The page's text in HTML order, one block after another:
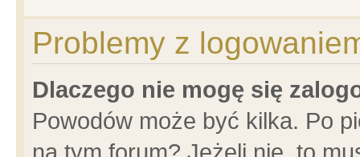
Problemy z
Dlaczego nie mogę się
Powodów może być kilka. Po